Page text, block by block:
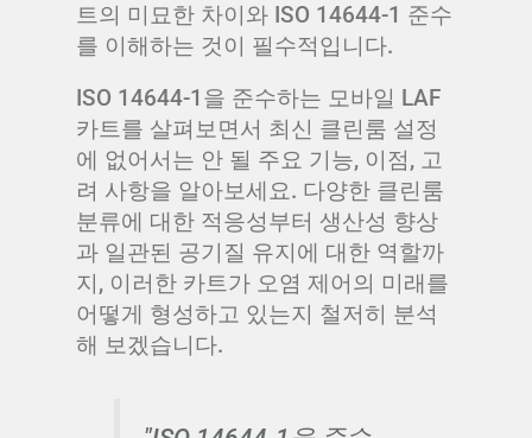
트의 미묘한 차이와 ISO 14644-1 준수
를 이해하는 것이 필수적입니다.
ISO 14644-1을 준수하는 모바일 LAF
카트를 살펴보면서 최신 클린룸 설정
에 없어서는 안 될 주요 기능, 이점, 고
려 사항을 알아보세요. 다양한 클린룸
분류에 대한 적응성부터 생산성 향상
과 일관된 공기질 유지에 대한 역할까
지, 이러한 카트가 오염 제어의 미래를
어떻게 형성하고 있는지 철저히 분석
해 보겠습니다.